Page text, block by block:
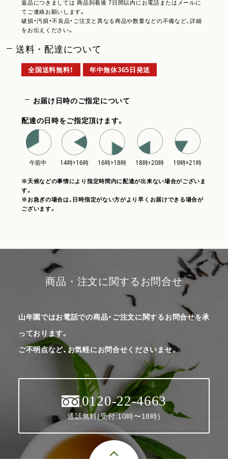
返品につきましては 商品到着後 7日間以内にお電話またはメールに
てご連絡お願いします。
破損・汚損・不良品・ご注文と異なる商品や数量などの不備など、詳細
をお伝えください。
送料・配達について
全国送料無料！ 年中無休365日発送
お届け日時のご指定について
配達の日時をご指定頂けます。
※天候などの事情により指定時間内に配達が出来ない場合がございま
す。
※お急ぎの場合は、日時指定がない方がより早くお届けできる場合が
ございます。
商品・注文に関するお問合せ
山年園ではお電話での商品・ご注文に関するお問合せを承
っております。
ご不明点など、お気軽にお問合せくださいませ。
0120-22-4663
通話無料(受付:10時〜18時)